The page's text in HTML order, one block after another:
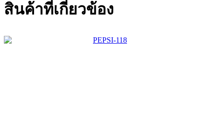
สินค้าที่เกี่ยวข้อง